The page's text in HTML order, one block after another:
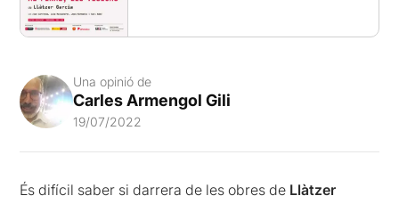
Una opinió de
Carles Armengol Gili
19/07/2022
És difícil saber si darrera de les obres de Llàtzer